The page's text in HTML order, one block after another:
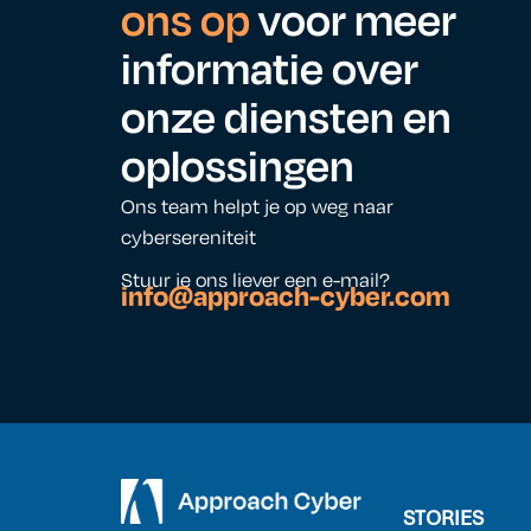
ons opvoor meer
informatie over
onze diensten en
oplossingen
Ons team helpt je op weg naar
cybersereniteit
Stuur je ons liever een e-mail?
info@approach-cyber.com
STORIES